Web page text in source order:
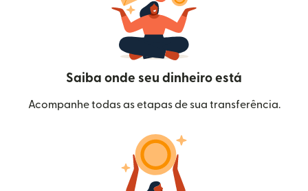
Saiba onde seu dinheiro está
Acompanhe todas as etapas de sua transferência.